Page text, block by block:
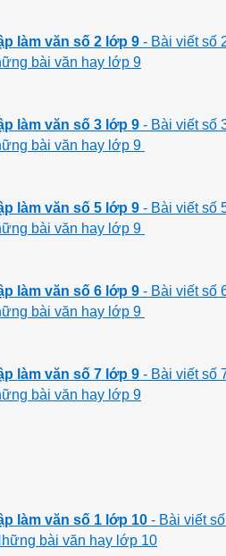
làm văn số 2 lớp 9 - Bài viết số
bài văn hay lớp 9
làm văn số 3 lớp 9 - Bài viết số
bài văn hay lớp 9
làm văn số 5 lớp 9 - Bài viết số
bài văn hay lớp 9
làm văn số 6 lớp 9 - Bài viết số
bài văn hay lớp 9
làm văn số 7 lớp 9 - Bài viết số
bài văn hay lớp 9
làm văn số 1 lớp 10 - Bài viết
bài văn hay lớp 10